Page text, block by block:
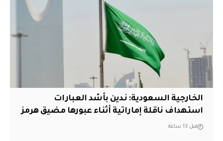
‏الخارجية السعودية: ندين بأشد العبارات
استهداف ناقلة إماراتية أثناء عبورها مضيق هرمز
قبل 13 ساعة